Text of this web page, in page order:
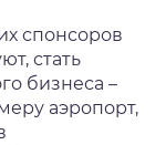
спонсоров
стать
бизнеса –
аэропорт,